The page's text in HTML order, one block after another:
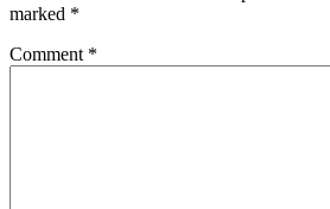
marked *
Comment *